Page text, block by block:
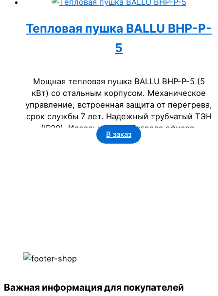
Тепловая пушка BALLU BHP-P-
5
Мощная тепловая пушка BALLU BHP-P-5 (5
кВт) со стальным корпусом. Механическое
управление, встроенная защита от перегрева,
срок службы 7 лет. Надежный трубчатый ТЭН
(IP20). Идеально для обогрева офисов,
гостиниц и госучреждений. Эффективное и
В заказ
Важная информация для покупателей